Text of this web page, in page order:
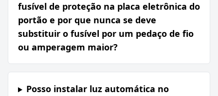
fusível de proteção na placa eletrônica do
portão e por que nunca se deve
substituir o fusível por um pedaço de fio
ou amperagem maior?
Posso instalar luz automática no